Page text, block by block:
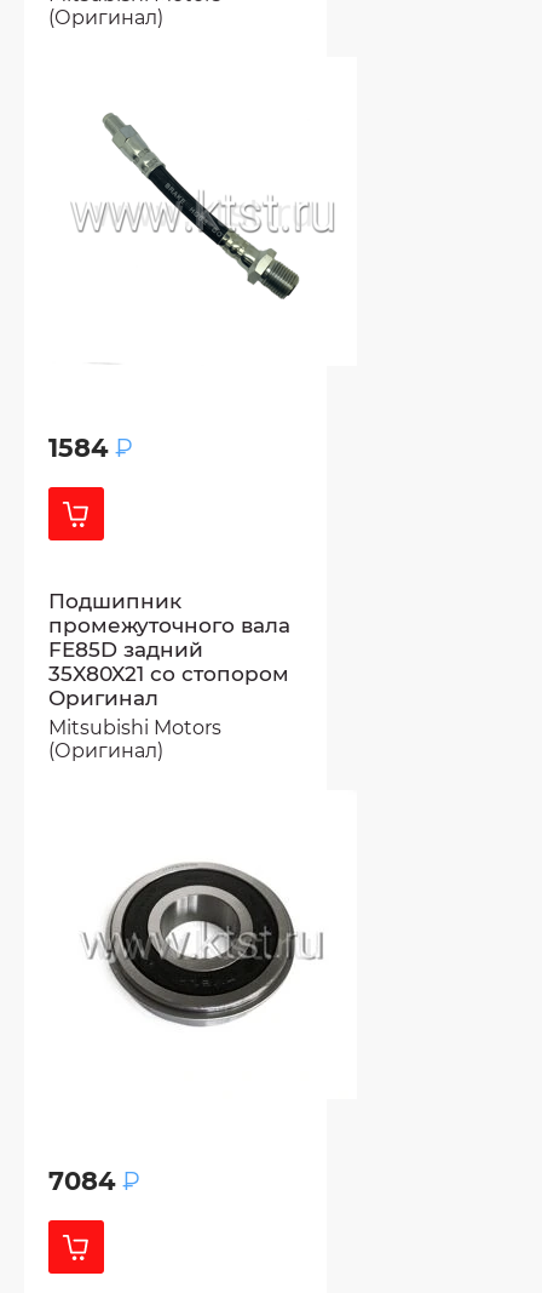
(Оригинал)
1584 ₽
Подшипник
промежуточного вала
FE85D задний
35X80X21 со стопором
Оригинал
Mitsubishi Motors
(Оригинал)
7084 ₽